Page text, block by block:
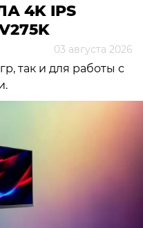
4K IPS
03 августа 2026
так и для работы с